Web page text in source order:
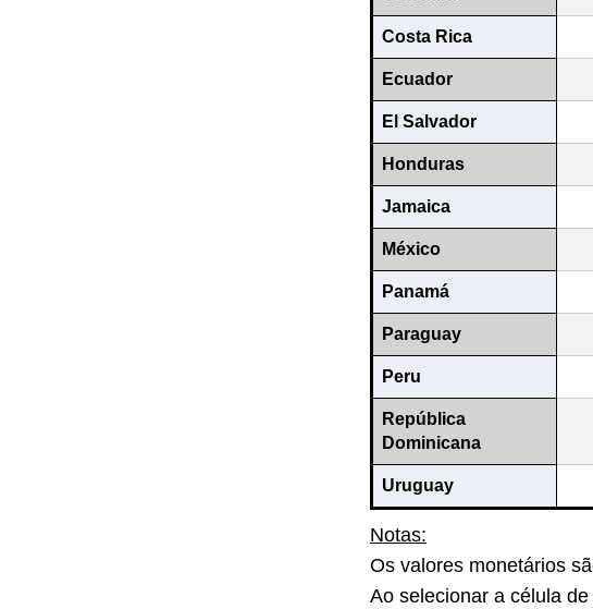
Costa Rica
Ecuador
El Salvador
Honduras
Jamaica
México
Panamá
Paraguay
Peru
República
Dominicana
Uruguay
Notas:
Os valores monetários
Ao selecionar a célula